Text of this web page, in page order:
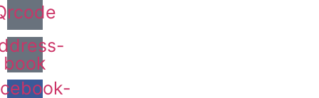
book